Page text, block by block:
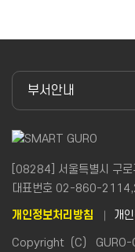
부서안내
[08284] 서울특별시 구로
대표번호 02-860-
개인정보처리방침
개
Copyright（C） GURO-